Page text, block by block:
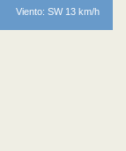
Viento: SW 13 km/h